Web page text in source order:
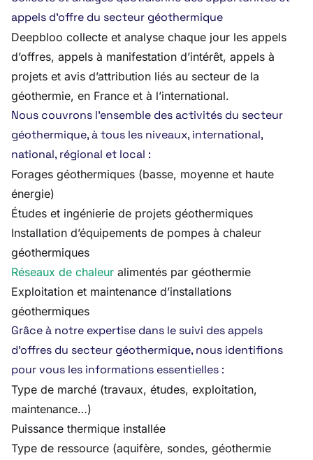
appels d’offre du secteur géothermique
Deepbloo collecte et analyse chaque jour les appels
d’offres, appels à manifestation d’intérêt, appels à
projets et avis d’attribution liés au secteur de la
géothermie, en France et à l’international.
Nous couvrons l’ensemble des activités du secteur
géothermique, à tous les niveaux, international,
national, régional et local :
Forages géothermiques (basse, moyenne et haute
énergie)
Études et ingénierie de projets géothermiques
Installation d’équipements de pompes à chaleur
géothermiques
Réseaux de chaleur alimentés par géothermie
Exploitation et maintenance d’installations
géothermiques
Grâce à notre expertise dans le suivi des appels
d’offres du secteur géothermique, nous identifions
pour vous les informations essentielles :
Type de marché (travaux, études, exploitation,
maintenance…)
Puissance thermique installée
Type de ressource (aquifère, sondes, géothermie